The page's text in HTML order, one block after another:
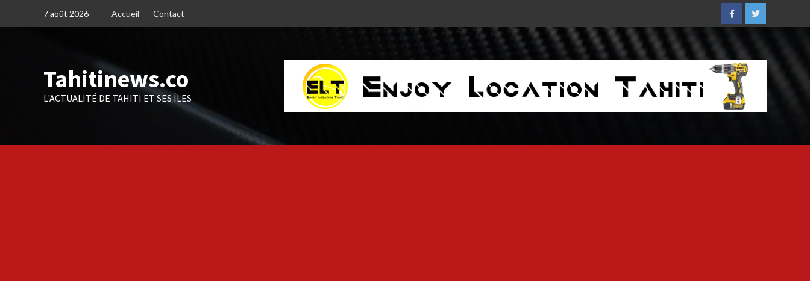
7 août 2026 Accueil Contact
FacebookTwitter
Tahitinews.co
L'ACTUALITÉ DE TAHITI ET SES ÎLES